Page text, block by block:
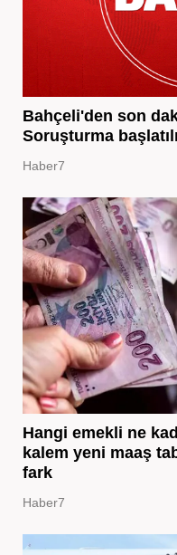
Bahçeli'den son
Soruşturma
Haber7
Hangi emekli ne
kalem yeni maaş
fark
Haber7